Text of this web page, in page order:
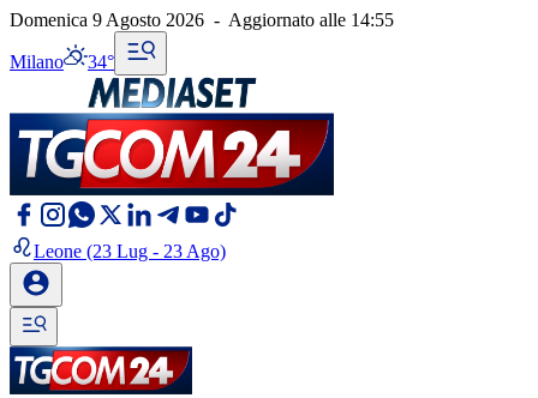
Domenica 9 Agosto 2026 - Aggiornato alle 14:55
Milano 34°
Leone (23 Lug - 23 Ago)